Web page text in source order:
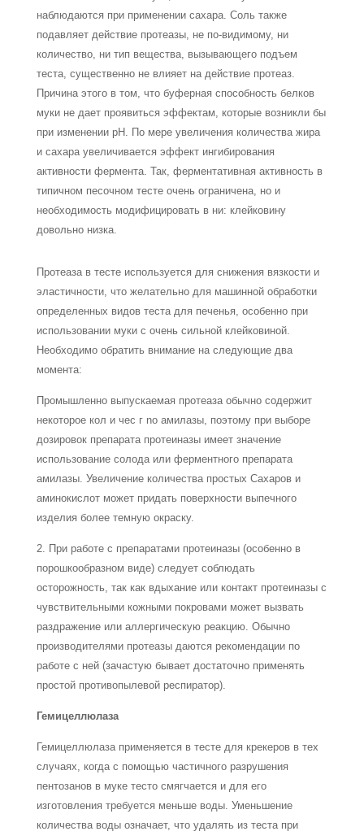
наблюдаются при применении сахара. Соль также
подавляет действие протеазы, не по-видимому, ни
количество, ни тип вещества, вызывающего подъем
теста, существенно не влияет на действие протеаз.
Причина этого в том, что буферная способность белков
муки не дает проявиться эффектам, которые возникли бы
при изменении рН. По мере увеличения количества жира
и сахара увеличивается эффект ингибирования
активности фермента. Так, ферментативная активность в
типичном песочном тесте очень ограничена, но и
необходимость модифицировать в ни: клейковину
довольно низка.
Протеаза в тесте используется для снижения вязкости и
эластичности, что желательно для машинной обработки
определенных видов теста для печенья, особенно при
использовании муки с очень сильной клейковиной.
Необходимо обратить внимание на следующие два
момента:
Промышленно выпускаемая протеаза обычно содержит
некоторое кол и чес г no амилазы, поэтому при выборе
дозировок препарата протеиназы имеет значение
использование солода или ферментного препарата
амилазы. Увеличение количества простых Сахаров и
аминокислот может придать поверхности выпечного
изделия более темную окраску.
2. При работе с препаратами протеиназы (особенно в
порошкообразном виде) следует соблюдать
осторожность, так как вдыхание или контакт протеиназы с
чувствительными кожными покровами может вызвать
раздражение или ал­лергическую реакцию. Обычно
производителями протеазы даются рекомен­дации по
работе с ней (зачастую бывает достаточно применять
простой противопылевой респиратор).
Гемицеллюлаза
Гемицеллюлаза применяется в тесте для крекеров в тех
случаях, когда с помощью частичного разрушения
пентозанов в муке тесто смягчается и для его
изготовления требуется меньше воды. Уменьшение
количества воды означает, что удалять из теста при